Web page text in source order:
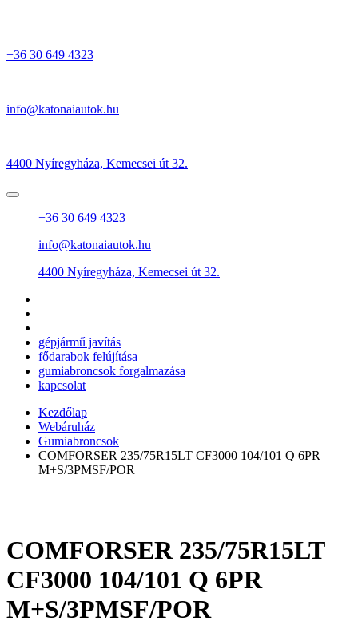
+36 30 649 4323
info@katonaiautok.hu
4400 Nyíregyháza, Kemecsei út 32.
+36 30 649 4323
info@katonaiautok.hu
4400 Nyíregyháza, Kemecsei út 32.
gépjármű javítás
fődarabok felújítása
gumiabroncsok forgalmazása
kapcsolat
Kezdőlap
Webáruház
Gumiabroncsok
COMFORSER 235/75R15LT CF3000 104/101 Q 6PR
M+S/3PMSF/POR
COMFORSER 235/75R15LT
CF3000 104/101 Q 6PR
M+S/3PMSF/POR